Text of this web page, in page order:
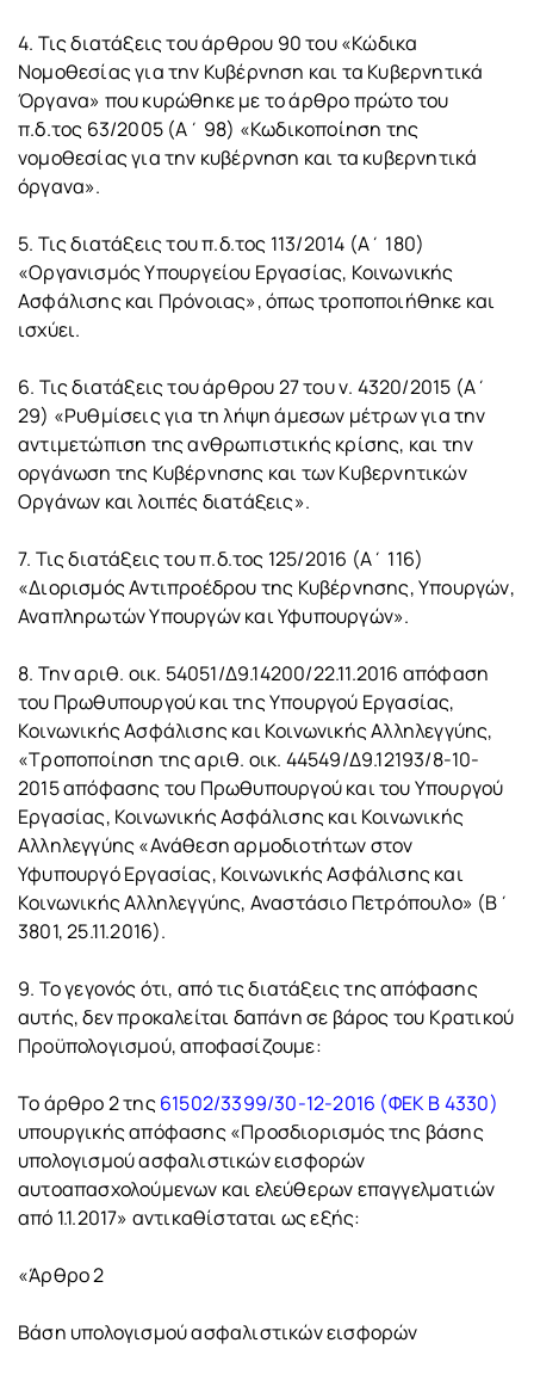
4. Τις διατάξεις του άρθρου 90 του «Κώδικα
Νομοθεσίας για την Κυβέρνηση και τα Κυβερνητικά
Όργανα» που κυρώθηκε με το άρθρο πρώτο του
π.δ.τος 63/2005 (Α΄ 98) «Κωδικοποίηση της
νομοθεσίας για την κυβέρνηση και τα κυβερνητικά
όργανα».
5. Τις διατάξεις του π.δ.τος 113/2014 (Α΄ 180)
«Οργανισμός Υπουργείου Εργασίας, Κοινωνικής
Ασφάλισης και Πρόνοιας», όπως τροποποιήθηκε και
ισχύει.
6. Τις διατάξεις του άρθρου 27 του ν. 4320/2015 (Α΄
29) «Ρυθμίσεις για τη λήψη άμεσων μέτρων για την
αντιμετώπιση της ανθρωπιστικής κρίσης, και την
οργάνωση της Κυβέρνησης και των Κυβερνητικών
Οργάνων και λοιπές διατάξεις».
7. Τις διατάξεις του π.δ.τος 125/2016 (Α΄ 116)
«Διορισμός Αντιπροέδρου της Κυβέρνησης, Υπουργών,
Αναπληρωτών Υπουργών και Υφυπουργών».
8. Την αριθ. οικ. 54051/Δ9.14200/22.11.2016 απόφαση
του Πρωθυπουργού και της Υπουργού Εργασίας,
Κοινωνικής Ασφάλισης και Κοινωνικής Αλληλεγγύης,
«Τροποποίηση της αριθ. οικ. 44549/Δ9.12193/8-10-
2015 απόφασης του Πρωθυπουργού και του Υπουργού
Εργασίας, Κοινωνικής Ασφάλισης και Κοινωνικής
Αλληλεγγύης «Ανάθεση αρμοδιοτήτων στον
Υφυπουργό Εργασίας, Κοινωνικής Ασφάλισης και
Κοινωνικής Αλληλεγγύης, Αναστάσιο Πετρόπουλο» (Β΄
3801, 25.11.2016).
9. Το γεγονός ότι, από τις διατάξεις της απόφασης
αυτής, δεν προκαλείται δαπάνη σε βάρος του Κρατικού
Προϋπολογισμού, αποφασίζουμε:
Το άρθρο 2 της61502/3399/30-12-2016 (ΦΕΚ Β 4330)
υπουργικής απόφασης «Προσδιορισμός της βάσης
υπολογισμού ασφαλιστικών εισφορών
αυτοαπασχολούμενων και ελεύθερων επαγγελματιών
από 1.1.2017» αντικαθίσταται ως εξής:
«Άρθρο 2
Βάση υπολογισμού ασφαλιστικών εισφορών